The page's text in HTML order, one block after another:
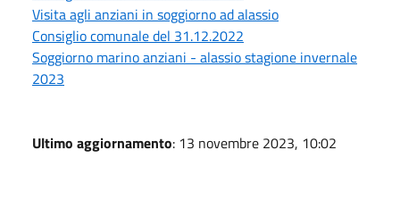
Visita agli anziani in soggiorno ad alassio
Consiglio comunale del 31.12.2022
Soggiorno marino anziani - alassio stagione invernale
2023
Ultimo aggiornamento: 13 novembre 2023, 10:02